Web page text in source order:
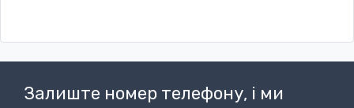
Залиште номер телефону, і ми